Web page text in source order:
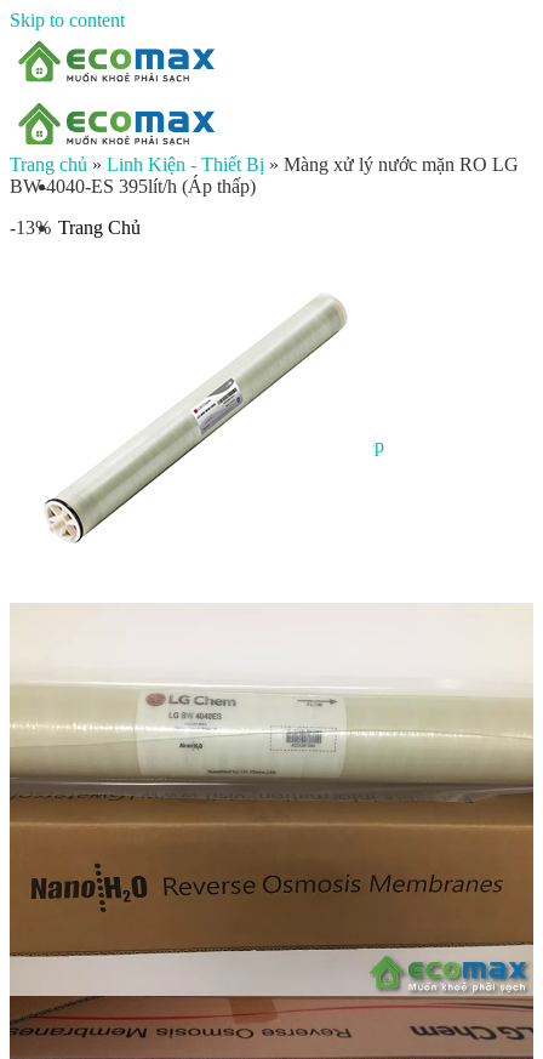
Skip to content
Trang Chủ
Lọc nước giếng khoan
Lọc tổng sinh hoạt
Đèn UV diệt khuẩn
Máy lọc nước gia đình
Máy lọc nước ion kiềm công nghiệp
Máy lọc nước ion kiềm gia đình
Máy lọc nước công nghiệp
Xử lý nước công nghiệp
Máy Ozone
Tư Vấn Giải Pháp
Tìm kiếm:
Tìm kiếm:
Trang chủ » Linh Kiện - Thiết Bị » Màng xử lý nước mặn RO LG
BW-4040-ES 395lít/h (Áp thấp)
-13%